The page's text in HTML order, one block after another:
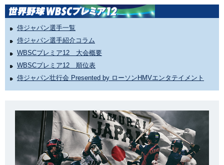
侍ジャパン選手一覧
侍ジャパン選手紹介コラム
WBSCプレミア12 大会概要
WBSCプレミア12 順位表
侍ジャパン壮行会 Presented by ローソンHMVエンタテイメント